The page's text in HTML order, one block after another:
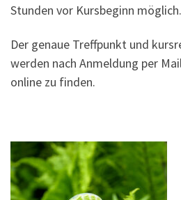
Stunden vor Kursbeginn möglich.
Der genaue Treffpunkt und
werden nach Anmeldung per
online zu finden.